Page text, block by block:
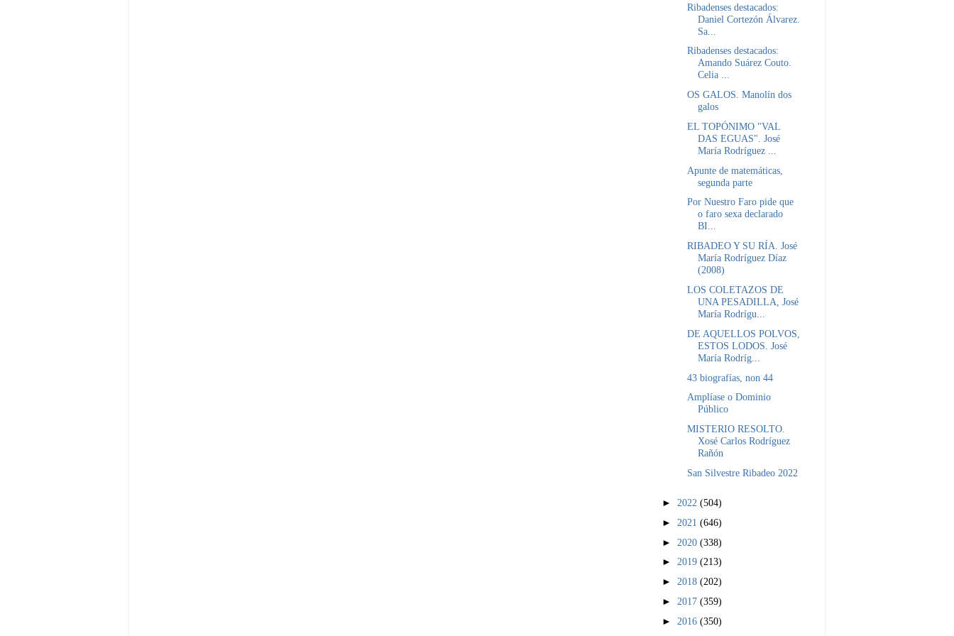
Ribadenses destacados:
Daniel Cortezón Álvarez.
Sa...
Ribadenses destacados:
Amando Suárez Couto.
Celia ...
OS GALOS. Manolín dos
galos
EL TOPÓNIMO "VAL
DAS EGUAS". José
María Rodríguez ...
Apunte de matemáticas,
segunda parte
Por Nuestro Faro pide que
o faro sexa declarado
BI...
RIBADEO Y SU RÍA. José
María Rodríguez Díaz
(2008)
LOS COLETAZOS DE
UNA PESADILLA, José
María Rodrígu...
DE AQUELLOS POLVOS,
ESTOS LODOS. José
María Rodríg...
43 biografías, non 44
Amplíase o Dominio
Público
MISTERIO RESOLTO.
Xosé Carlos Rodríguez
Rañón
San Silvestre Ribadeo 2022
► 2022 (504)
► 2021 (646)
► 2020 (338)
► 2019 (213)
► 2018 (202)
► 2017 (359)
► 2016 (350)